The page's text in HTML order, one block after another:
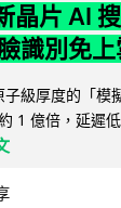
晶片 AI
識別免
級厚度的「模
1 億倍，延遲